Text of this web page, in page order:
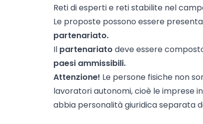
Reti di esperti e reti stabilite nel
Le proposte possono essere
partenariato.
Il partenariato deve essere
paesi ammissibili.
Attenzione! Le persone fisiche non
lavoratori autonomi, cioè le imprese
abbia personalità giuridica separata